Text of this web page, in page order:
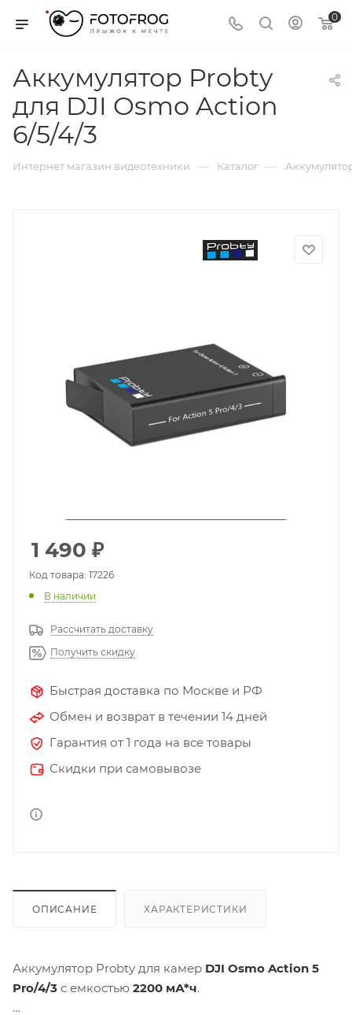
0
Аккумулятор Probty
для DJI Osmo Action
6/5/4/3
Интернет магазин видеотехники — Каталог —
1 490 ₽
Код товара: 17226
В наличии
Рассчитать доставку
Получить скидку
Быстрая доставка по Москве и РФ
Обмен и возврат в течении 14 дней
Гарантия от 1 года на все товары
Скидки при самовывозе
ОПИСАНИЕ ХАРАКТЕРИСТИКИ
Аккумулятор Probty для камер DJI Osmo Action 5
Pro/4/3 с емкостью 2200 мА*ч.